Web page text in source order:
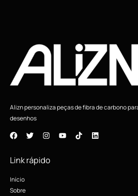
Alizn personaliza peças de fibra de carbono
desenhos
Link rápido
Início
Sobre